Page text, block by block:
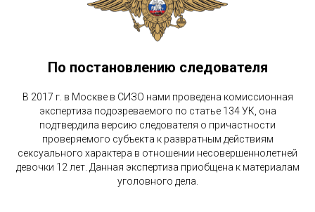
По постановлению следователя
В 2017 г. в Москве в СИЗО нами проведена комиссионная
экспертиза подозреваемого по статье 134 УК, она
подтвердила версию следователя о причастности
проверяемого субъекта к развратным действиям
сексуального характера в отношении несовершеннолетней
девочки 12 лет. Данная экспертиза приобщена к материалам
уголовного дела.